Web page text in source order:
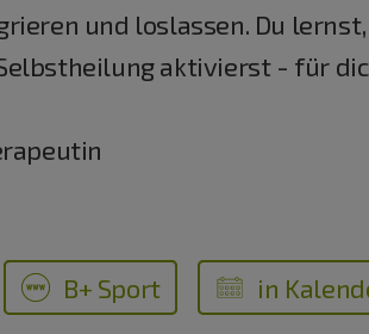
und loslassen. Du
aktivierst - für
B+ Sport in